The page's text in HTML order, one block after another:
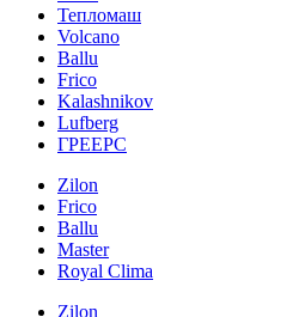
Тепломаш
Volcano
Ballu
Frico
Kalashnikov
Lufberg
ГРЕЕРС
Zilon
Frico
Ballu
Master
Royal Clima
Zilon